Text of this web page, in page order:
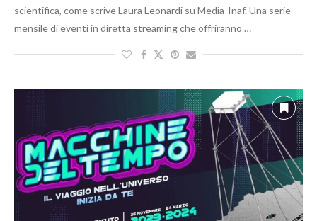
scientifica, come scrive Laura Leonardi su Media-Inaf. Una serie
mensile di eventi in diretta streaming che offriranno …